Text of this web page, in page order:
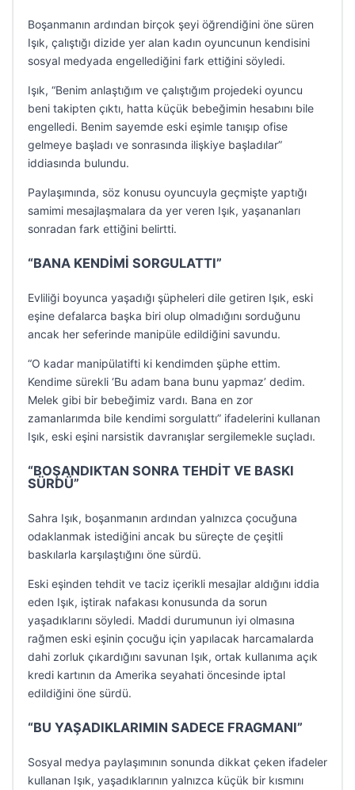
Boşanmanın ardından birçok şeyi öğrendiğini öne süren
Işık, çalıştığı dizide yer alan kadın oyuncunun kendisini
sosyal medyada engellediğini fark ettiğini söyledi.
Işık, “Benim anlaştığım ve çalıştığım projedeki oyuncu
beni takipten çıktı, hatta küçük bebeğimin hesabını bile
engelledi. Benim sayemde eski eşimle tanışıp ofise
gelmeye başladı ve sonrasında ilişkiye başladılar”
iddiasında bulundu.
Paylaşımında, söz konusu oyuncuyla geçmişte yaptığı
samimi mesajlaşmalara da yer veren Işık, yaşananları
sonradan fark ettiğini belirtti.
“BANA KENDİMİ SORGULATTI”
Evliliği boyunca yaşadığı şüpheleri dile getiren Işık, eski
eşine defalarca başka biri olup olmadığını sorduğunu
ancak her seferinde manipüle edildiğini savundu.
“O kadar manipülatifti ki kendimden şüphe ettim.
Kendime sürekli ‘Bu adam bana bunu yapmaz’ dedim.
Melek gibi bir bebeğimiz vardı. Bana en zor
zamanlarımda bile kendimi sorgulattı” ifadelerini kullanan
Işık, eski eşini narsistik davranışlar sergilemekle suçladı.
“BOŞANDIKTAN SONRA TEHDİT VE BASKI
SÜRDÜ”
Sahra Işık, boşanmanın ardından yalnızca çocuğuna
odaklanmak istediğini ancak bu süreçte de çeşitli
baskılarla karşılaştığını öne sürdü.
Eski eşinden tehdit ve taciz içerikli mesajlar aldığını iddia
eden Işık, iştirak nafakası konusunda da sorun
yaşadıklarını söyledi. Maddi durumunun iyi olmasına
rağmen eski eşinin çocuğu için yapılacak harcamalarda
dahi zorluk çıkardığını savunan Işık, ortak kullanıma açık
kredi kartının da Amerika seyahati öncesinde iptal
edildiğini öne sürdü.
“BU YAŞADIKLARIMIN SADECE FRAGMANI”
Sosyal medya paylaşımının sonunda dikkat çeken ifadeler
kullanan Işık, yaşadıklarının yalnızca küçük bir kısmını